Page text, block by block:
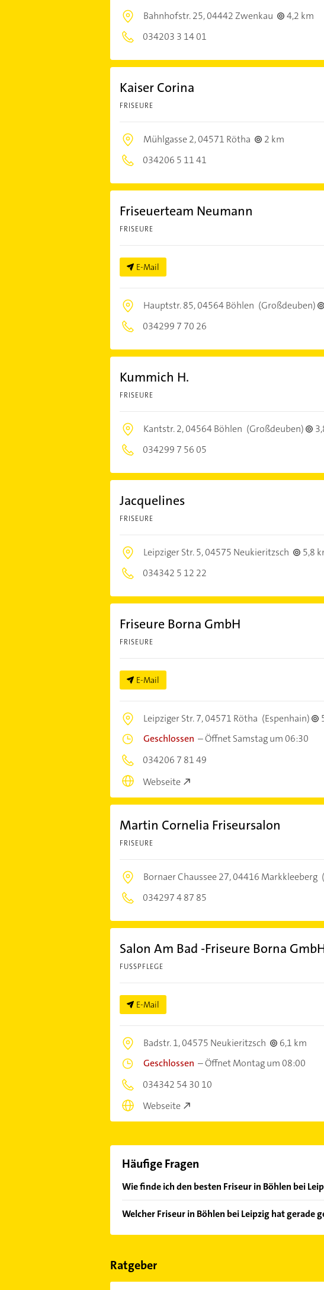
Bahnhofstr. 25,04442 Zwenkau
4,2 km
034203 3 14 01
Kaiser Corina
FRISEURE
Mühlgasse 2,04571 Rötha
2 km
034206 5 11 41
Friseuerteam Neumann
FRISEURE
E-Mail
Hauptstr. 85,04564 Böhlen (Großdeuben)
034299 7 70 26
Kummich H.
FRISEURE
Kantstr. 2,04564 Böhlen (Großdeuben)
034299 7 56 05
Jacquelines
FRISEURE
Leipziger Str. 5,04575 Neukieritzsch
5,8
034342 5 12 22
Friseure Borna GmbH
FRISEURE
E-Mail
Leipziger Str. 7,04571 Rötha (Espenhain)
Geschlossen –Öffnet Samstag um 06:30
034206 7 81 49
Webseite
Martin Cornelia Friseursalon
FRISEURE
Bornaer Chaussee 27,04416 Markkleeberg
034297 4 87 85
Salon Am Bad -Friseure Borna
FUSSPFLEGE
E-Mail
Badstr. 1,04575 Neukieritzsch
6,1 km
Geschlossen –Öffnet Montag um 08:00
034342 54 30 10
Webseite
Häufige Fragen
Wie finde ich den besten Friseur in Böhlen bei
von den Empfehlungen. Die Suchergebnisse
Bewertungensortiert anzeigen lassen.
Welcher Friseur in Böhlen bei Leipzig hat gerade
Im Anbieter-Bereich finden Sie alleÖffnungszeiten
Ratgeber